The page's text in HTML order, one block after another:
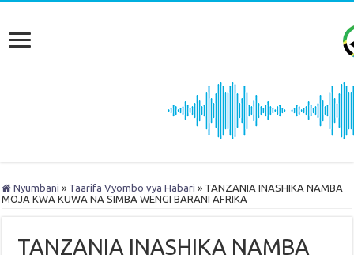
Nyumbani » Taarifa Vyombo vya Habari » TANZANIA INASHIKA NAMBA
MOJA KWA KUWA NA SIMBA WENGI BARANI AFRIKA
TANZANIA INASHIKA NAMBA